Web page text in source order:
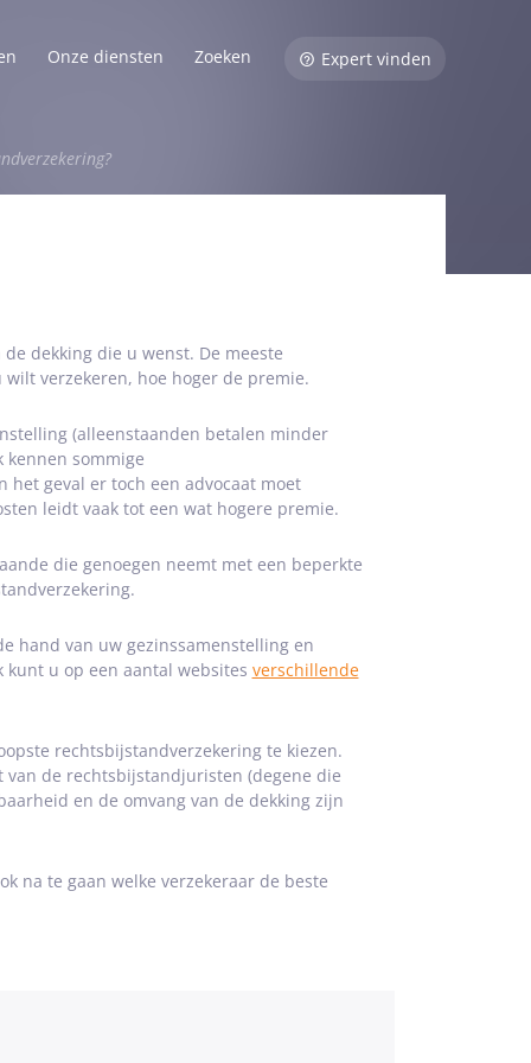
Onze diensten Zoeken Expert vinden
dekking die u wenst. De meeste
verzekeren, hoe hoger de premie.
(alleenstaanden betalen minder
sommige
het geval er toch een advocaat moet
leidt vaak tot een wat hogere premie.
die genoegen neemt met een beperkte
hand van uw gezinssamenstelling en
kunt u op een aantal websites verschillende
rechtsbijstandverzekering te kiezen.
de rechtsbijstandjuristen (degene die
en de omvang van de dekking zijn
na te gaan welke verzekeraar de beste